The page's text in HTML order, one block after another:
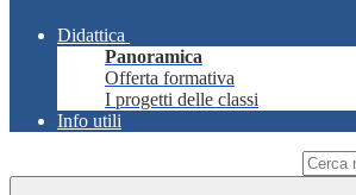
Didattica
Panoramica
Offerta formativa
I progetti delle classi
Info utili